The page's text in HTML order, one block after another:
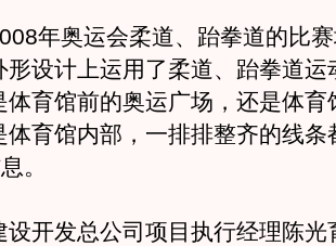
年奥运会柔道、跆拳道的比
设计上运用了柔道、跆拳道运
体育馆前的奥运广场，还是体育
体育馆内部，一排排整齐的线条
。
发总公司项目执行经理陈光